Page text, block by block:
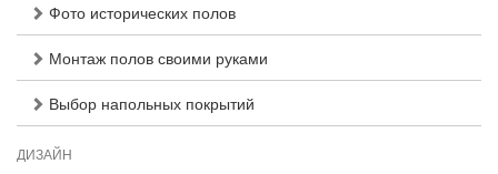
Фото исторических полов
Монтаж полов своими руками
Выбор напольных покрытий
ДИЗАЙН